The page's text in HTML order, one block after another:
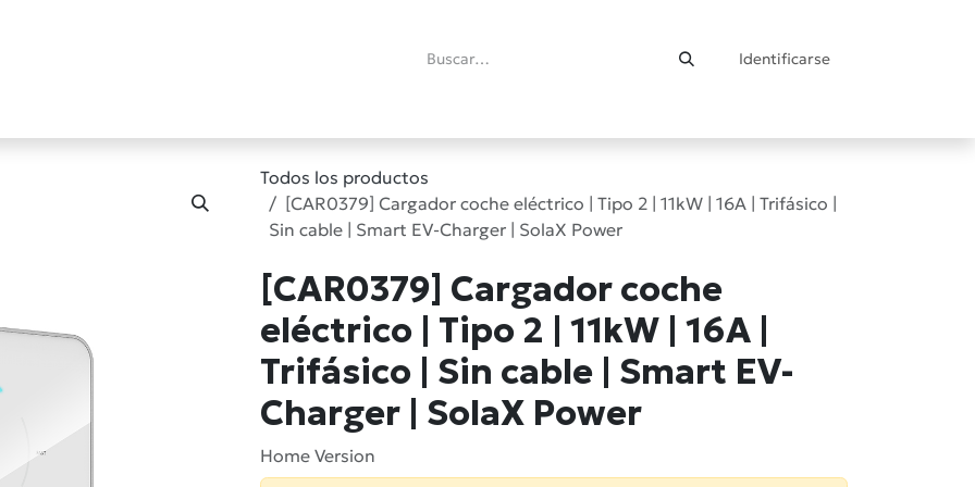
Identificarse
Todos los productos
[CAR0379] Cargador coche eléctrico | Tipo 2 | 11kW | 16A | Trifásico |
Sin cable | Smart EV-Charger | SolaX Power
[CAR0379] Cargador coche
eléctrico | Tipo 2 | 11kW | 16A |
Trifásico | Sin cable | Smart EV-
Charger | SolaX Power
Home Version